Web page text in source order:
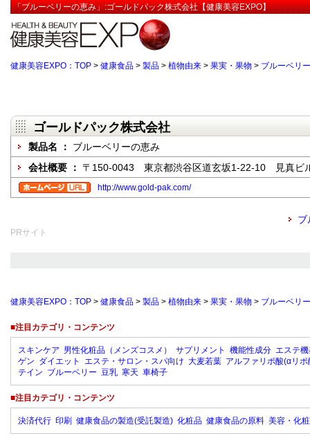
「ブルーベリーの恵み」:ゴールドパック株式会社【健康美容EXPO】
健康美容EXPO：TOP > 健康食品 > 製品 > 植物由来 > 果実・果物 > ブルーベリー
ゴールドパック株式会社
製品名 ： ブルーベリーの恵み
会社概要 ： 〒150-0043 東京都渋谷区道玄坂1-22-10 見真ビ
http://www.gold-pak.com/
ブ
PRサイト
健康美容EXPO：TOP > 健康食品 > 製品 > 植物由来 > 果実・果物 > ブルーベリー
■注目カテゴリ・コンテンツ
スキンケア 男性化粧品（メンズコスメ） サプリメント 機能性成分 エステ
ゲン ダイエット エステ・サロン・スパ向け 大麦若葉 アルファリポ酸(αリポ
テイン ブルーベリー 豆乳 寒天 車椅子
■注目カテゴリ・コンテンツ
決済代行 印刷 健康食品の製造(受託製造) 化粧品 健康食品の原料 美容・化